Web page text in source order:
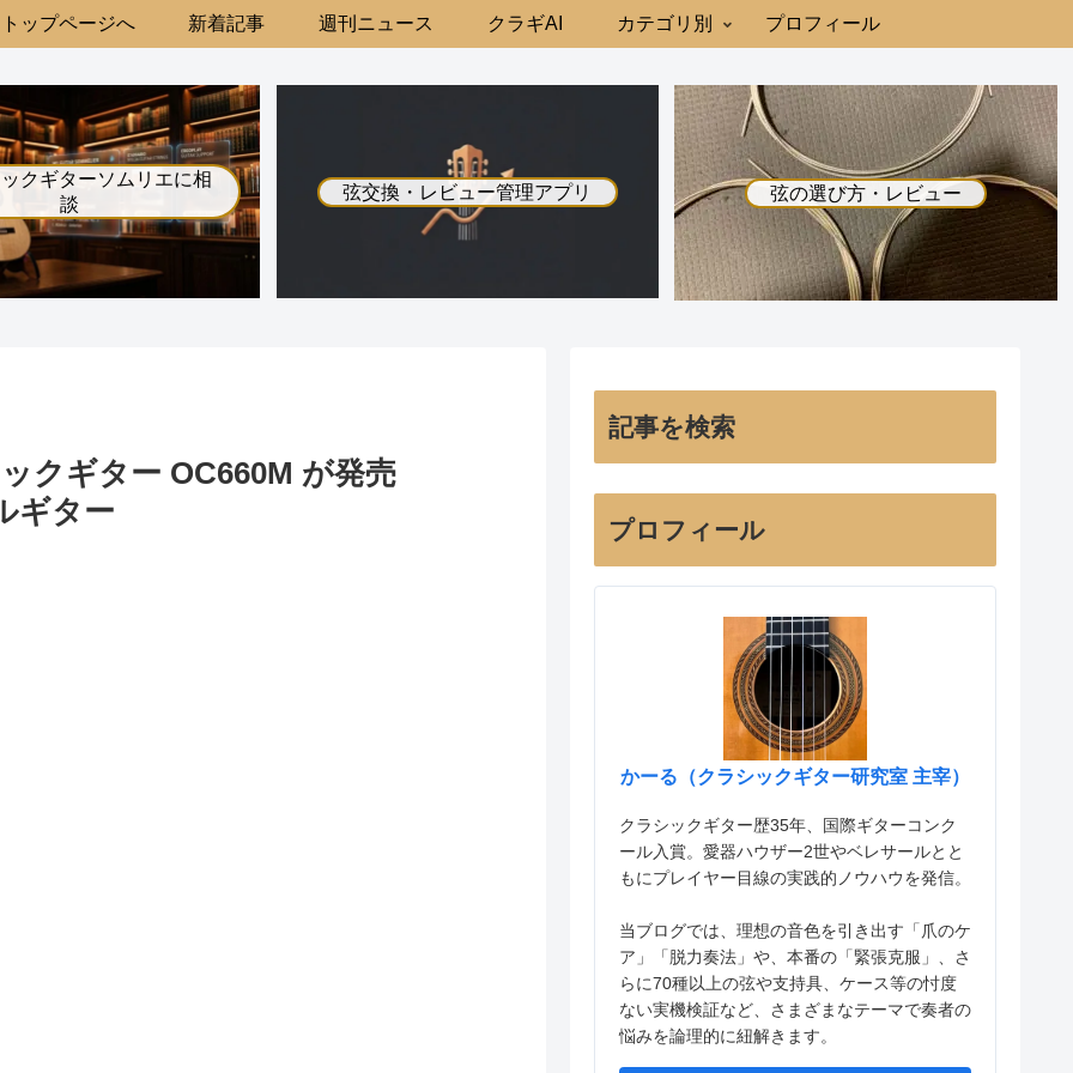
トップページへ 新着記事 週刊ニュース クラギAI カテゴリ別 プロフィール
クギターソムリエに相
談
弦交換・レビュー管理アプリ 弦の選び方・レビュー
クギター OC660M が発売
ギター
記事を検索
プロフィール
かーる（クラシックギター研究室 主宰）
クラシックギター歴35年、国際ギターコンク
ール入賞。愛器ハウザー2世やベレサールとと
もにプレイヤー目線の実践的ノウハウを発信。
当ブログでは、理想の音色を引き出す「爪のケ
ア」「脱力奏法」や、本番の「緊張克服」、さ
らに70種以上の弦や支持具、ケース等の忖度
ない実機検証など、さまざまなテーマで奏者の
悩みを論理的に紐解きます。